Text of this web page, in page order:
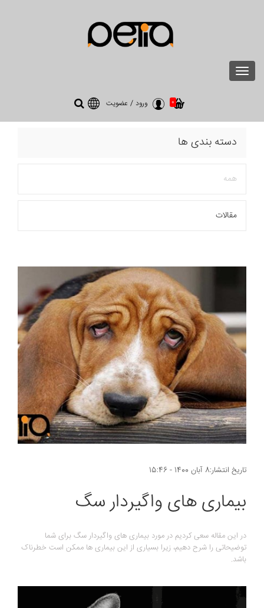
Toggle
navigation
0 ورود / عضویت
دسته بندی ها
همه
مقالات
تاریخ انتشار:8 آبان 1400 - 15:46
بیماری های واگیردار سگ
در این مقاله سعی کردیم در مورد بیماری های واگیردار سگ برای شما
توضیحاتی را شرح دهیم، زیرا بسیاری از این بیماری ها ممکن است خطرناک
باشد.